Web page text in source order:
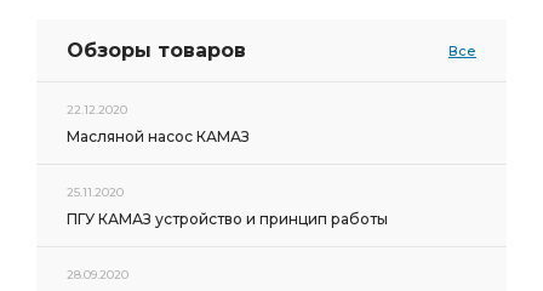
Обзоры товаров Все
22.12.2020
Масляной насос КАМАЗ
25.11.2020
ПГУ КАМАЗ устройство и принцип работы
28.09.2020